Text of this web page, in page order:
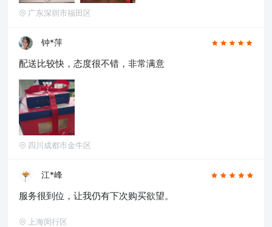
广东深圳市福田区
钟*萍
配送比较快，态度很不错，非常满意
四川成都市金牛区
江*峰
服务很到位，让我仍有下次购买欲望。
上海闵行区